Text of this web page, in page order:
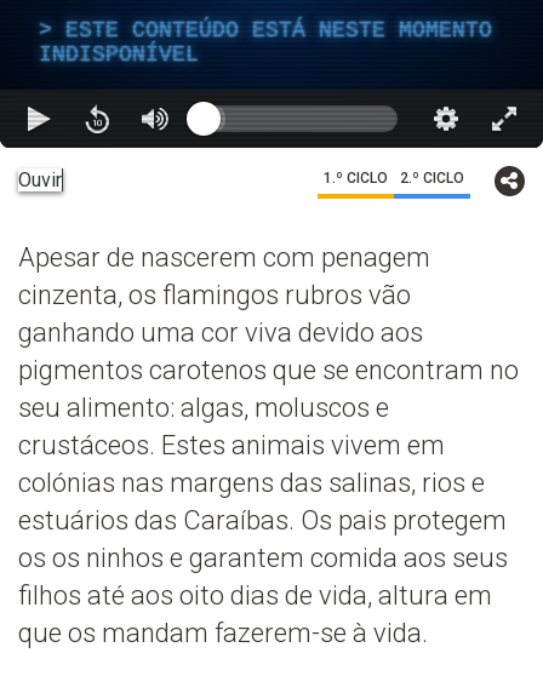
ESTE CONTEÚDO ESTÁ NESTE MOMENTO
INDISPONÍVEL
Ouvir 1.º CICLO 2.º CICLO
Apesar de nascerem com penagem
cinzenta, os flamingos rubros vão
ganhando uma cor viva devido aos
pigmentos carotenos que se encontram no
seu alimento: algas, moluscos e
crustáceos. Estes animais vivem em
colónias nas margens das salinas, rios e
estuários das Caraíbas. Os pais protegem
os os ninhos e garantem comida aos seus
filhos até aos oito dias de vida, altura em
que os mandam fazerem-se à vida.